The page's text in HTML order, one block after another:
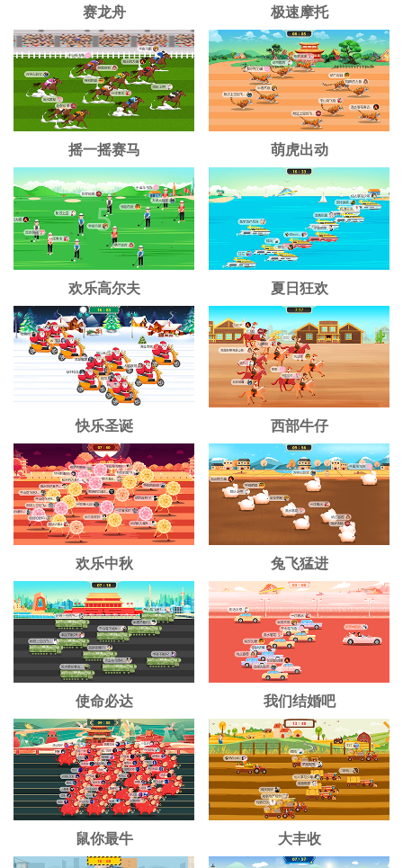
赛龙舟 极速摩托
摇一摇赛马 萌虎出动
欢乐高尔夫 夏日狂欢
快乐圣诞 西部牛仔
欢乐中秋 兔飞猛进
使命必达 我们结婚吧
鼠你最牛 大丰收